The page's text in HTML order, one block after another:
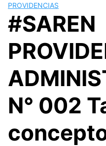
PROVIDENCIAS
#SAREN
N° 002